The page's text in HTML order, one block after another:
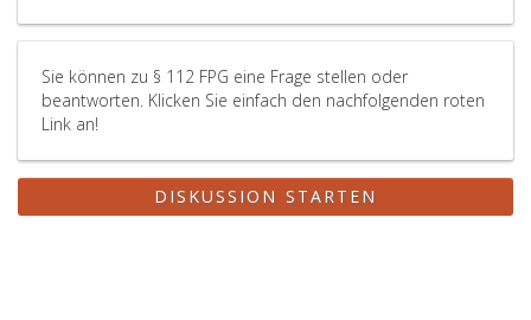
Sie können zu § 112 FPG eine Frage stellen oder
beantworten. Klicken Sie einfach den nachfolgenden roten
Link an!
DISKUSSION STARTEN